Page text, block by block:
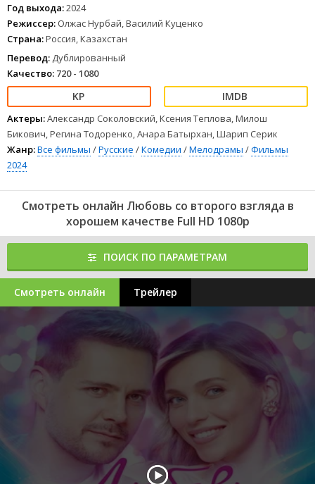
Год выхода:2024
Режиссер: Олжас Нурбай, Василий Куценко
Страна:Россия, Казахстан
Перевод: Дублированный
Качество: 720 - 1080
Актеры:Александр Соколовский, Ксения Теплова, Милош
Бикович, Регина Тодоренко, Анара Батырхан, Шарип Серик
Жанр:Все фильмы /Русские /Комедии /Мелодрамы /Фильмы
2024
Смотреть онлайн Любовь со второго взгляда в
хорошем качестве Full HD 1080p
ПОИСК ПО ПАРАМЕТРАМ
Смотреть онлайн Трейлер